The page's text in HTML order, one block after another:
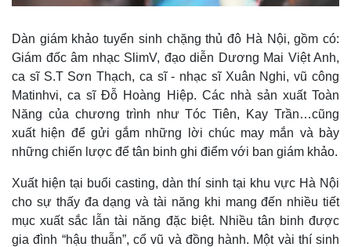
Thế giới
Quan sát
Cuộc sống đó đây
Hồ sơ
Multimedia
Video
Ảnh
E-Magazine
Infographic
Dàn giám khảo tuyển sinh chặng thủ đô Hà Nội, gồm có:
Giám đốc âm nhạc SlimV, đạo diễn Dương Mai Việt Anh,
ca sĩ S.T Sơn Thạch, ca sĩ - nhạc sĩ Xuân Nghi, vũ công
Matinhvi, ca sĩ Đỗ Hoàng Hiệp. Các nhà sản xuất Toàn
Năng của chương trình như Tóc Tiên, Kay Trần…cũng
xuất hiện để gửi gắm những lời chúc may mắn và bày
những chiến lược để tân binh ghi điểm với ban giám khảo.
Xuất hiện tại buổi casting, dàn thí sinh tại khu vực Hà Nội
cho sự thấy đa dạng và tài năng khi mang đến nhiều tiết
mục xuất sắc lẫn tài năng đặc biệt. Nhiều tân binh được
gia đình “hậu thuẫn”, cổ vũ và đồng hành. Một vài thí sinh